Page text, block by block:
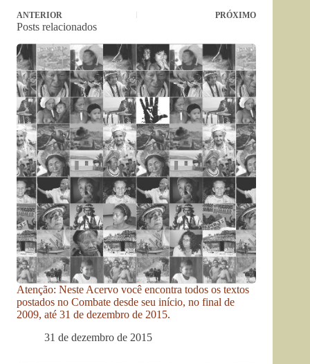
ANTERIOR PRÓXIMO
Posts relacionados
Atenção: Neste Acervo você encontra todos os textos
postados no Combate desde seu início, no final de
2009, até 31 de dezembro de 2015.
31 de dezembro de 2015